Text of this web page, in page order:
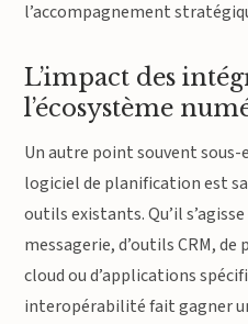
l’accompagnement
L’impact des
l’écosystème
Un autre point souvent sous-
logiciel de planification est
outils existants. Qu’il
messagerie, d’outils CRM,
cloud ou d’applications
interopérabilité fait gagner